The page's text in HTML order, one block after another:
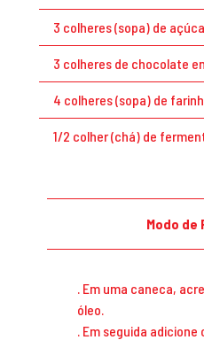
3 colheres (sopa) de
3 colheres de chocolate
4 colheres (sopa) de
1/2 colher (chá) de
Modo de
. Em uma caneca,
óleo.
. Em seguida